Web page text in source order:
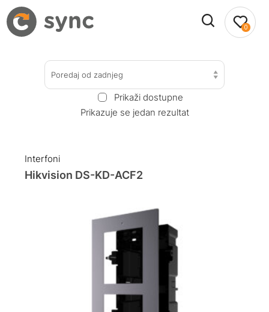
0
Poredaj od zadnjeg
Prikaži dostupne
Prikazuje se jedan rezultat
Interfoni
Hikvision DS-KD-ACF2